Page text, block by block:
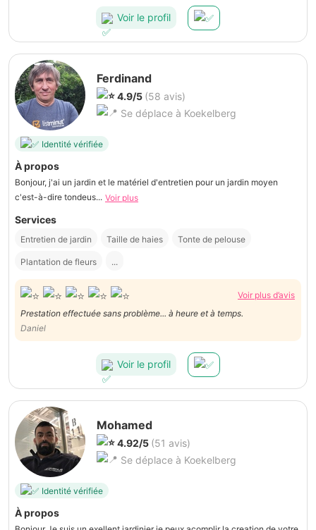
Voir le profil
Ferdinand
4.9/5 (58 avis)
Se déplace à Koekelberg
Identité vérifiée
À propos
Bonjour, j'ai un jardin et le matériel d'entretien pour un jardin moyen
c'est-à-dire tondeus... Voir plus
Services
Entretien de jardin Taille de haies Tonte de pelouse
Plantation de fleurs ...
Voir plus d’avis
Prestation effectuée sans problème... à heure et à temps.
Daniel
Voir le profil
Mohamed
4.92/5 (51 avis)
Se déplace à Koekelberg
Identité vérifiée
À propos